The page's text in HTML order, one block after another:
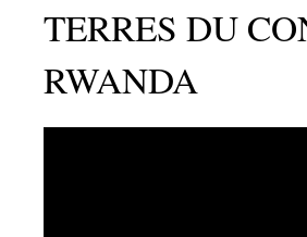
TERRES DU
RWANDA